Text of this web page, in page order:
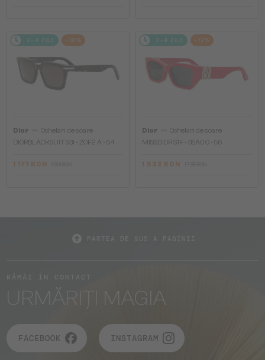
2-4 ZILE -10%
Dior
Ochelari de soare
DIORBLACKSUIT S3I - 20F2 A - 54
1 171 RON
2-4 ZILE -12%
Dior
Ochelari de soare
MISSDIOR S1F - 35A0 O - 56
1 532 RON
URMĂRIȚI MAGIA
FACEBOOK INSTAGRAM